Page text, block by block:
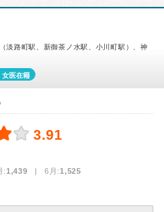
淡路町駅、新御茶ノ水駅、小川町駅）、神
女医在籍
3.91
:1,439 | 6月:1,525